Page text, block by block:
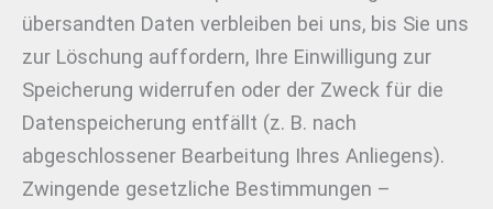
übersandten Daten verbleiben bei uns, bis Sie uns
zur Löschung auffordern, Ihre Einwilligung zur
Speicherung widerrufen oder der Zweck für die
Datenspeicherung entfällt (z. B. nach
abgeschlossener Bearbeitung Ihres Anliegens).
Zwingende gesetzliche Bestimmungen –